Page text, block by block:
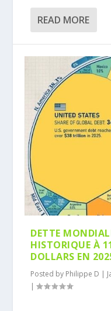
READ MORE
DETTE
HISTORIQUE À
DOLLARS EN
Posted by Philippe D
|